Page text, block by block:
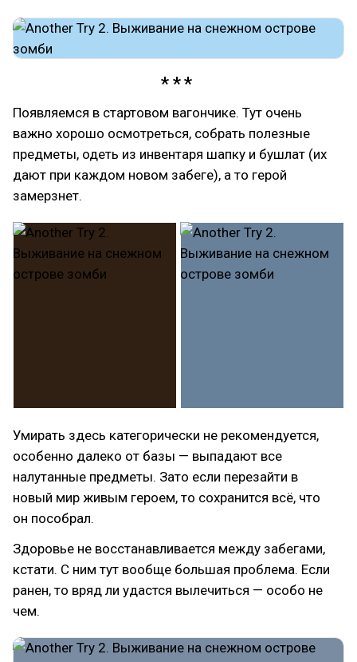
Появляемся в стартовом вагончике. Тут очень
важно хорошо осмотреться, собрать полезные
предметы, одеть из инвентаря шапку и бушлат (их
дают при каждом новом забеге), а то герой
замерзнет.
Умирать здесь категорически не рекомендуется,
особенно далеко от базы — выпадают все
налутанные предметы. Зато если перезайти в
новый мир живым героем, то сохранится всё, что
он пособрал.
Здоровье не восстанавливается между забегами,
кстати. С ним тут вообще большая проблема. Если
ранен, то вряд ли удастся вылечиться — особо не
чем.